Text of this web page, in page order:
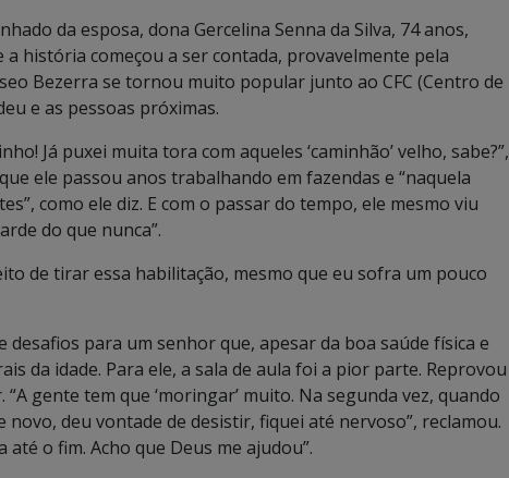
da esposa, dona Gercelina Senna da Silva, 74 anos,
história começou a ser contada, provavelmente pela
Bezerra se tornou muito popular junto ao CFC (Centro de
e as pessoas próximas.
Já puxei muita tora com aqueles ‘caminhão’ velho, sabe?”,
ele passou anos trabalhando em fazendas e “naquela
como ele diz. E com o passar do tempo, ele mesmo viu
do que nunca”.
de tirar essa habilitação, mesmo que eu sofra um pouco
desafios para um senhor que, apesar da boa saúde física e
da idade. Para ele, a sala de aula foi a pior parte. Reprovou
gente tem que ‘moringar’ muito. Na segunda vez, quando
deu vontade de desistir, fiquei até nervoso”, reclamou.
o fim. Acho que Deus me ajudou”.